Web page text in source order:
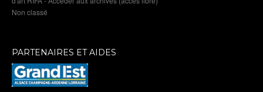
Non classé
PARTENAIRES ET AIDES